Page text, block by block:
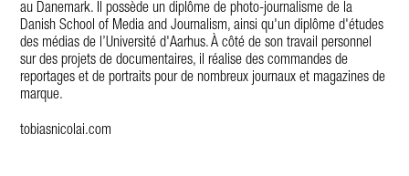
au Danemark. Il possède un diplôme de photo-journalisme de la
Danish School of Media and Journalism, ainsi qu'un diplôme d'études
des médias de l’Université d'Aarhus. À côté de son travail personnel
sur des projets de documentaires, il réalise des commandes de
reportages et de portraits pour de nombreux journaux et magazines de
marque.
tobiasnicolai.com